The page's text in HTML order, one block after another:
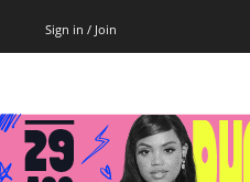
Sign in / Join